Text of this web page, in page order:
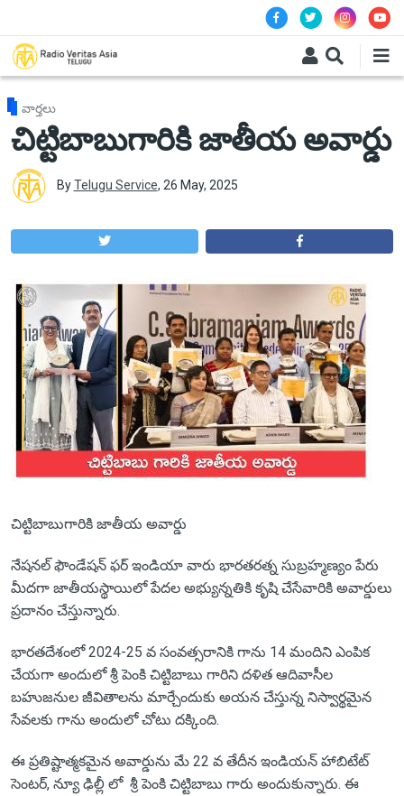
వార్తలు
చిట్టిబాబుగారికి జాతీయ అవార్డు
ByTelugu Service, 26 May, 2025
చిట్టిబాబుగారికి జాతీయ అవార్డు
నేషనల్‌ ఫౌండేషన్‌ ఫర్‌ ఇండియా వారు భారతరత్న సుబ్రహ్మణ్యం పేరు
మీదగా జాతీయస్థాయిలో పేదల అభ్యున్నతికి కృషి చేసేవారికి అవార్డులు
ప్రదానం చేస్తున్నారు.
భారతదేశంలో 2024-25 వ సంవత్సరానికి గాను 14 మందిని ఎంపిక
చేయగా అందులో శ్రీ పెంకి చిట్టిబాబు గారిని దళిత ఆదివాసీల
బహుజనుల జీవితాలను మార్చేందుకు అయన చేస్తున్న నిస్వార్థమైన
సేవలకు గాను అందులో చోటు దక్కింది.
ఈ ప్రతిష్టాత్మకమైన అవార్డును మే 22 వ తేదీన ఇండియన్‌ హాబిటేట్‌
సెంటర్‌, న్యూ ఢిల్లీ లో శ్రీ పెంకి చిట్టిబాబు గారు అందుకున్నారు. ఈ